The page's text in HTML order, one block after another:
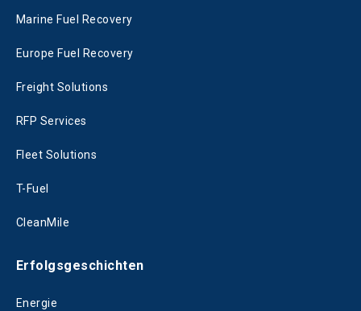
Marine Fuel Recovery
Europe Fuel Recovery
Freight Solutions
RFP Services
Fleet Solutions
T-Fuel
CleanMile
Erfolgsgeschichten
Energie